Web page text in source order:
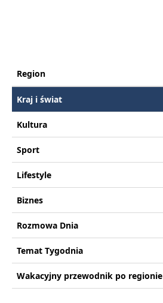
Region
Kraj i świat
Kultura
Sport
Lifestyle
Biznes
Rozmowa Dnia
Temat Tygodnia
Wakacyjny przewodnik po regionie